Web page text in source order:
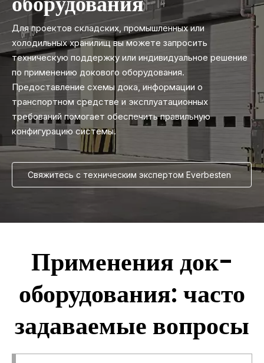
Для проектов складских, промышленных или
холодильных хранилищ вы можете запросить
техническую поддержку или индивидуальное решение
по применению докового оборудования.
Предоставление схемы дока, информации о
транспортном средстве и эксплуатационных
требований помогает обеспечить правильную
конфигурацию системы.
Свяжитесь с техническим экспертом Everbesten
Применения док-
оборудования: часто
задаваемые вопросы